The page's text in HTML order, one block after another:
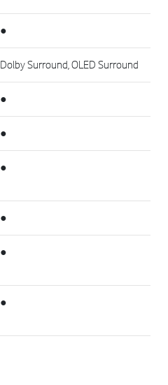
●
Dolby Surround, OLED Surround
●
●
●
●
●
●